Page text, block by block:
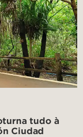
tudo à
Ciudad